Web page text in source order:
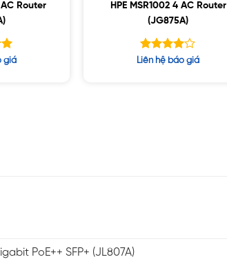
AC Router
giá
HPE MSR1002 4 AC Router
(JG875A)
Được
Liên hệ báo giá
PoE++ SFP+ (JL807A)